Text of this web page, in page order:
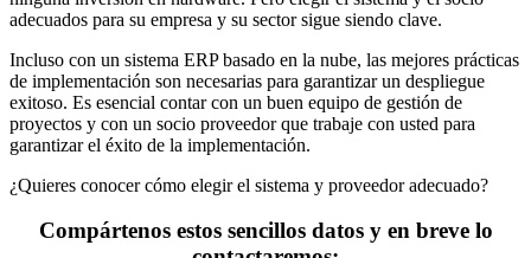
adecuados para su empresa y su sector sigue siendo clave.
Incluso con un sistema ERP basado en la nube, las mejores prácticas
de implementación son necesarias para garantizar un despliegue
exitoso. Es esencial contar con un buen equipo de gestión de
proyectos y con un socio proveedor que trabaje con usted para
garantizar el éxito de la implementación.
¿Quieres conocer cómo elegir el sistema y proveedor adecuado?
Compártenos estos sencillos datos y en breve lo